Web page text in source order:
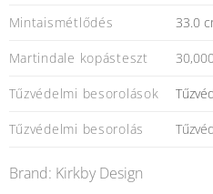
Mintaismétlődés 33.0
Martindale kopásteszt
Tűzvédelmi besorolások
Tűzvédelmi besorolás
Brand: Kirkby Design